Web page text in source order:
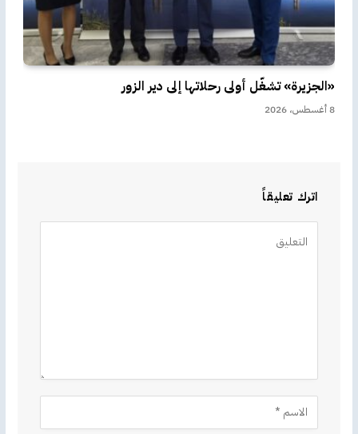
«الجزيرة» تشغّل أولى رحلاتها إلى دير الزور
8 أغسطس، 2026
اترك تعليقاً